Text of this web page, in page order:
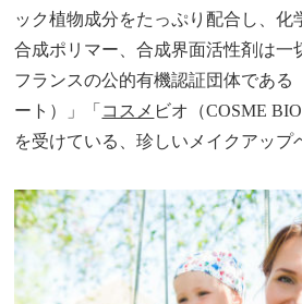
ック植物成分をたっぷり配合し、化
合成ポリマー、合成界面活性剤は一
フランスの公的有機認証団体である
ート）」「 コスメ ビオ（COSME
を受けている、珍しいメイクアップ